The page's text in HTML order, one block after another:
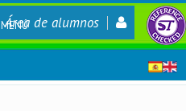
Área de alumnos
MENÚ